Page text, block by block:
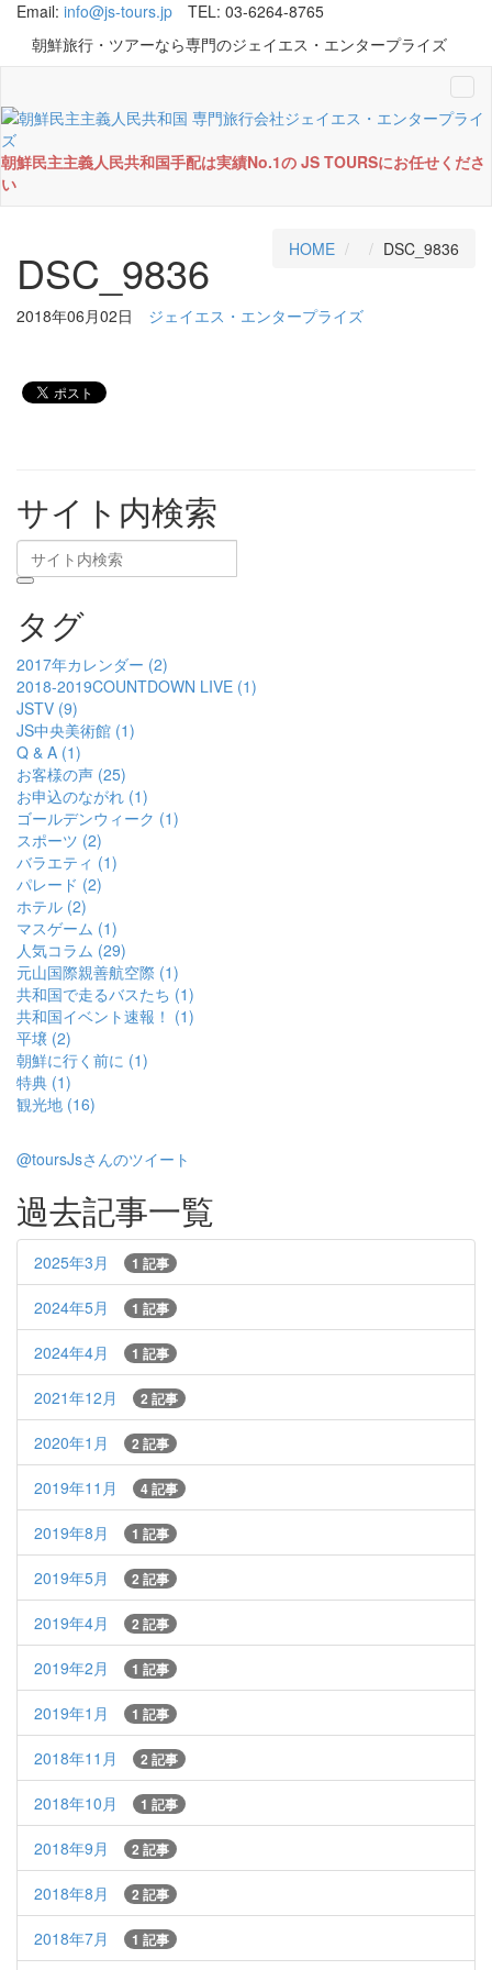
Email: info@js-tours.jp
TEL: 03-6264-8765
朝鮮旅行・ツアーなら専門のジェイエス・エンタープライズ
朝鮮民主主義人民共和国手配は実績No.1の JS TOURSにお任せくださ
い
DSC_9836 HOME DSC_9836
2018年06月02日 ジェイエス・エンタープライズ
サイト内検索
タグ
2017年カレンダー (2)
2018-2019COUNTDOWN LIVE (1)
JSTV (9)
JS中央美術館 (1)
Q & A (1)
お客様の声 (25)
お申込のながれ (1)
ゴールデンウィーク (1)
スポーツ (2)
バラエティ (1)
パレード (2)
ホテル (2)
マスゲーム (1)
人気コラム (29)
元山国際親善航空際 (1)
共和国で走るバスたち (1)
共和国イベント速報！ (1)
平壌 (2)
朝鮮に行く前に (1)
特典 (1)
観光地 (16)
@toursJsさんのツイート
過去記事一覧
2025年3月 1 記事
2024年5月 1 記事
2024年4月 1 記事
2021年12月 2 記事
2020年1月 2 記事
2019年11月 4 記事
2019年8月 1 記事
2019年5月 2 記事
2019年4月 2 記事
2019年2月 1 記事
2019年1月 1 記事
2018年11月 2 記事
2018年10月 1 記事
2018年9月 2 記事
2018年8月 2 記事
2018年7月 1 記事